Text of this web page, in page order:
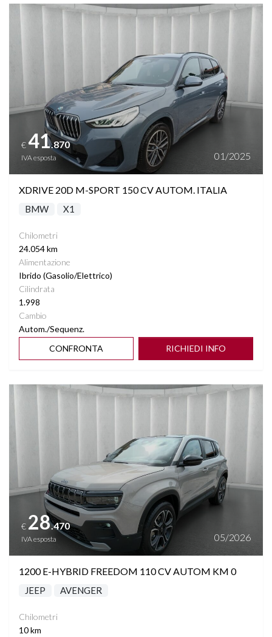
Vedi dettagli
€41.870
IVA esposta 01/2025
XDRIVE 20D M-SPORT 150 CV AUTOM. ITALIA
BMW X1
Chilometri
24.054 km
Alimentazione
Ibrido (Gasolio/Elettrico)
Cilindrata
1.998
Cambio
Autom./Sequenz.
CONFRONTA
RICHIEDI INFO
Vedi dettagli
€ 28.470
IVA esposta 05/2026
1200 E-HYBRID FREEDOM 110 CV AUTOM KM 0
JEEP AVENGER
Chilometri
10 km